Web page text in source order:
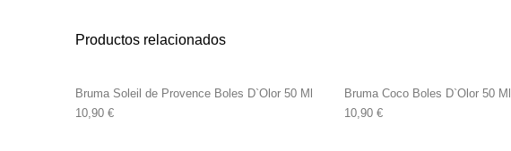
Productos relacionados
Bruma Soleil de Provence Boles D`Olor 50 Ml
10,90 €
Bruma Coco Boles D`Olor 50 Ml
10,90 €